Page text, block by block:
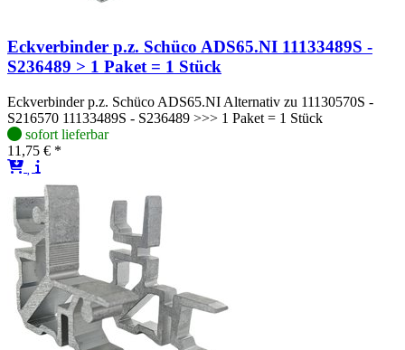
Eckverbinder p.z. Schüco ADS65.NI 11133489S -
S236489 > 1 Paket = 1 Stück
Eckverbinder p.z. Schüco ADS65.NI Alternativ zu 11130570S -
S216570 11133489S - S236489 >>> 1 Paket = 1 Stück
sofort lieferbar
11,75 € *